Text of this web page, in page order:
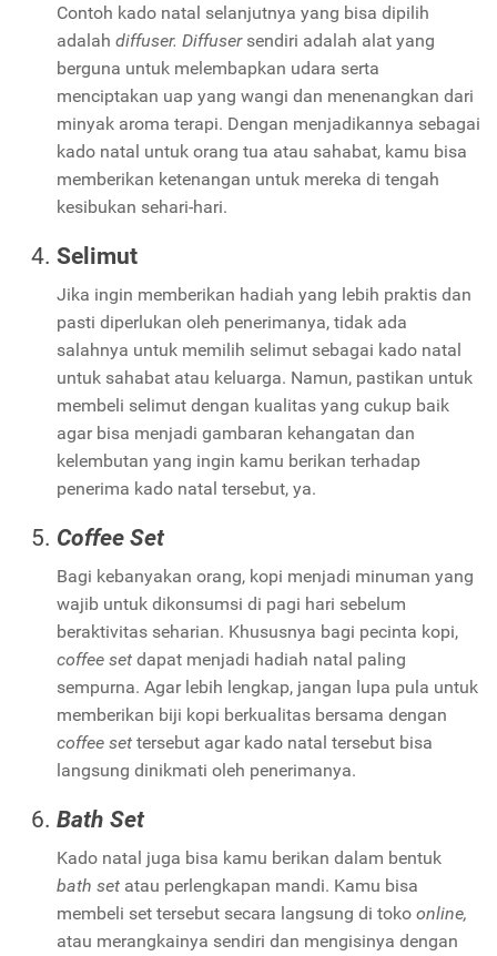
Contoh kado natal selanjutnya yang bisa dipilih
adalah diffuser. Diffuser sendiri adalah alat yang
berguna untuk melembapkan udara serta
menciptakan uap yang wangi dan menenangkan dari
minyak aroma terapi. Dengan menjadikannya sebagai
kado natal untuk orang tua atau sahabat, kamu bisa
memberikan ketenangan untuk mereka di tengah
kesibukan sehari-hari.
Selimut
Jika ingin memberikan hadiah yang lebih praktis dan
pasti diperlukan oleh penerimanya, tidak ada
salahnya untuk memilih selimut sebagai kado natal
untuk sahabat atau keluarga. Namun, pastikan untuk
membeli selimut dengan kualitas yang cukup baik
agar bisa menjadi gambaran kehangatan dan
kelembutan yang ingin kamu berikan terhadap
penerima kado natal tersebut, ya.
Coffee Set
Bagi kebanyakan orang, kopi menjadi minuman yang
wajib untuk dikonsumsi di pagi hari sebelum
beraktivitas seharian. Khususnya bagi pecinta kopi,
coffee set dapat menjadi hadiah natal paling
sempurna. Agar lebih lengkap, jangan lupa pula untuk
memberikan biji kopi berkualitas bersama dengan
coffee set tersebut agar kado natal tersebut bisa
langsung dinikmati oleh penerimanya.
Bath Set
Kado natal juga bisa kamu berikan dalam bentuk
bath set atau perlengkapan mandi. Kamu bisa
membeli set tersebut secara langsung di toko online,
atau merangkainya sendiri dan mengisinya dengan